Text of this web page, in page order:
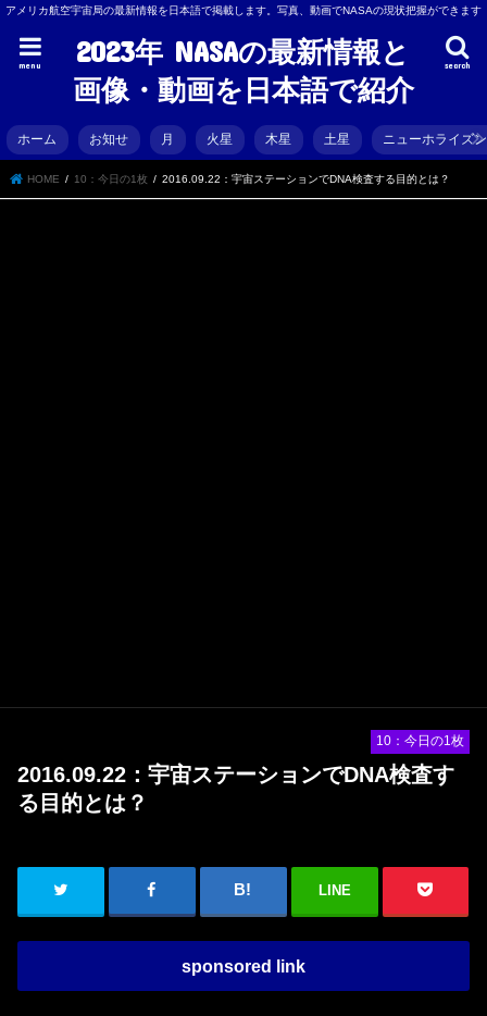
アメリカ航空宇宙局の最新情報を日本語で掲載します。写真、動画でNASAの現状把握ができます
2023年 NASAの最新情報と
画像・動画を日本語で紹介
search
menu
ホーム お知せ 月 火星 木星 土星 ニューホライズ
HOME 10：今日の1枚 2016.09.22：宇宙ステーションでDNA検査する目的とは？
10：今日の1枚
2016.09.22：宇宙ステーションでDNA検査す
る目的とは？
LINE
sponsored link